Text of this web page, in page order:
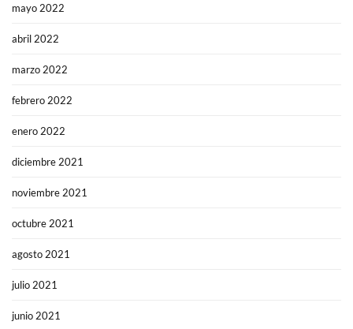
mayo 2022
abril 2022
marzo 2022
febrero 2022
enero 2022
diciembre 2021
noviembre 2021
octubre 2021
agosto 2021
julio 2021
junio 2021